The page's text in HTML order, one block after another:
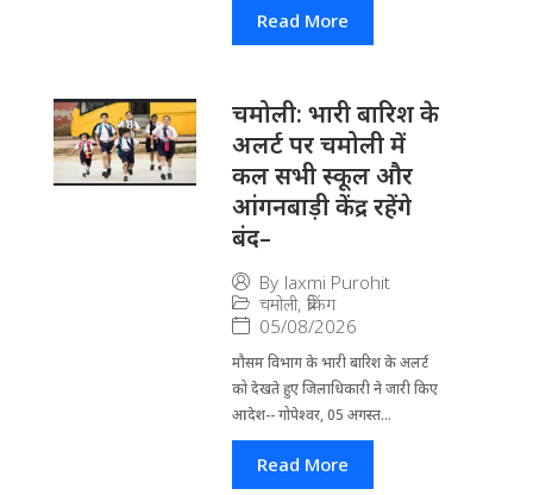
Read More
चमोली: भारी बारिश के
अलर्ट पर चमोली में
कल सभी स्कूल और
आंगनबाड़ी केंद्र रहेंगे
बंद–
By laxmi Purohit
चमोली, ब्रेकिंग
05/08/2026
मौसम विभाग के भारी बारिश के अलर्ट
को देखते हुए जिला​धिकारी ने जारी किए
आदेश-- गोपेश्वर, 05 अगस्त...
Read More